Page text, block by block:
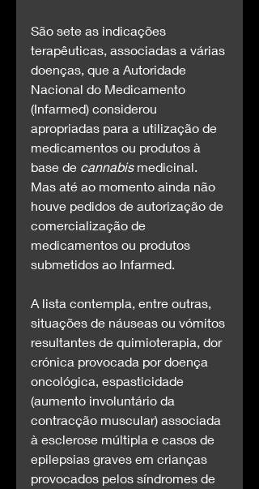
São sete as indicações
terapêuticas, associadas a várias
doenças, que a Autoridade
Nacional do Medicamento
(Infarmed) considerou
apropriadas para a utilização de
medicamentos ou produtos à
base de cannabis medicinal.
Mas até ao momento ainda não
houve pedidos de autorização de
comercialização de
medicamentos ou produtos
submetidos ao Infarmed.
A lista contempla, entre outras,
situações de náuseas ou vómitos
resultantes de quimioterapia, dor
crónica provocada por doença
oncológica, espasticidade
(aumento involuntário da
contracção muscular) associada
à esclerose múltipla e casos de
epilepsias graves em crianças
provocados pelos síndromes de